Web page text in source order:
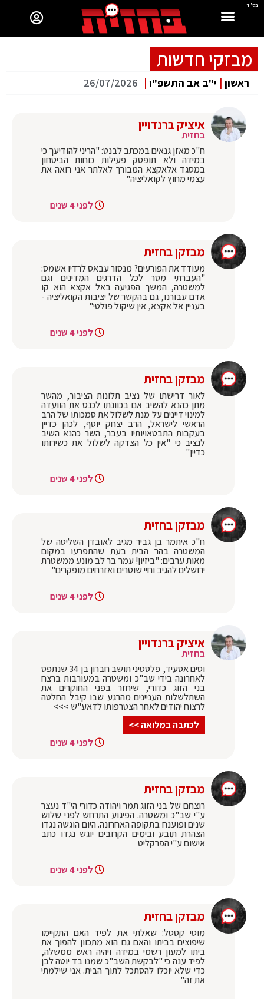
בס"ד
מבזקי חדשות
ראשון | י"ב אב התשפ"ו |
26/07/2026
איציק ברנדויין
בחזית
ח"כ מאזן גנאים במכתב לבנט: "הריני להודיעך כי
במידה ולא תופסק פעילות כוחות הביטחון
במסגד אלאקצא המבורך לאלתר אני רואה את
עצמי מחוץ לקואליציה"
לפני 4 שנים
מבזקן בחזית
מעודד את הפורעים? מנסור עבאס לרדיו אשמס:
"העברתי מסר לכל הדרגים המדינים וגם
למשטרה, המשך הפגיעה באל אקצא הוא קו
אדם עבורנו, גם בהקשר של יציבות הקואליציה -
בעניין אל אקצא, אין שיקול פולטי"
לפני 4 שנים
מבזקן בחזית
לאור דרישתו של נציב תלונות הציבור, מהשר
מתן כהנא להשיב אם בכוונתו לכנס את הוועדה
למינוי דיינים על מנת לשלול את סמכותו של הרב
הראשי לישראל, הרב יצחק יוסף, לכהן כדיין
בעקבות התבטאויותיו בעבר, השר כהנא השיב
לנציב כי "אין כל הצדקה לשלול את כשירותו
כדיין"
לפני 4 שנים
מבזקן בחזית
ח"כ איתמר בן גביר מגיב לאובדן השליטה של
המשטרה בהר הבית בעת שהתפרעו במקום
מאות ערבים: "‏ביזיון! עמר בר לב מונע ממשטרת
ירושלים להגיב וחיי שוטרים ואזרחים מופקרים"
לפני 4 שנים
איציק ברנדויין
בחזית
וסים אסעיד, פלסטיני תושב חברון בן 34 שנתפס
לאחרונה בידי שב"כ ומשטרה במעורבות ברצח
בני הזוג כדורי, שיחזר בפני החוקרים את
השתלשלות העניינים מהרגע שבו קיבל החלטה
לרצוח יהודים לאחר הצטרפותו לדאע"ש >>>
לכתבה במלואה >>
לפני 4 שנים
מבזקן בחזית
רוצחם של בני הזוג תמר ויהודה כדורי הי"ד נעצר
ע"י שב"כ ומשטרה. הפיגוע התרחש לפני שלוש
שנים ופוענח בתקופה האחרונה. היום הוגשה נגדו
הצהרת תובע ובימים הקרובים יוגש נגדו כתב
אישום ע"י הפרקליט
לפני 4 שנים
מבזקן בחזית
מוטי קסטל: שאלתי את לפיד האם התקיימו
שיפוצים בביתו והאם גם הוא מתכוון להפוך את
ביתו למעון רשמי במידה ויהיה ראש ממשלה,
לפיד ענה כי "לבקשת השב"כ שמנו בד יוטה לבן
כדי שלא יוכלו להסתכל לתוך הבית. אני שילמתי
את זה"